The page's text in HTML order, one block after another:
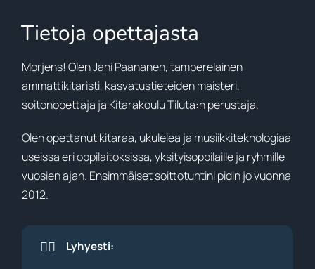
Tietoja opettajasta
Morjens! Olen Jani Paananen, tamperelainen
ammattikitaristi, kasvatustieteiden maisteri,
soitonopettaja ja Kitarakoulu Tiluta:n perustaja.
Olen opettanut kitaraa, ukulelea ja musiikkiteknologiaa
useissa eri oppilaitoksissa, yksityisoppilaille ja ryhmille
vuosien ajan. Ensimmäiset soittotuntini pidin jo vuonna
2012.
💁‍♂️ Lyhyesti: